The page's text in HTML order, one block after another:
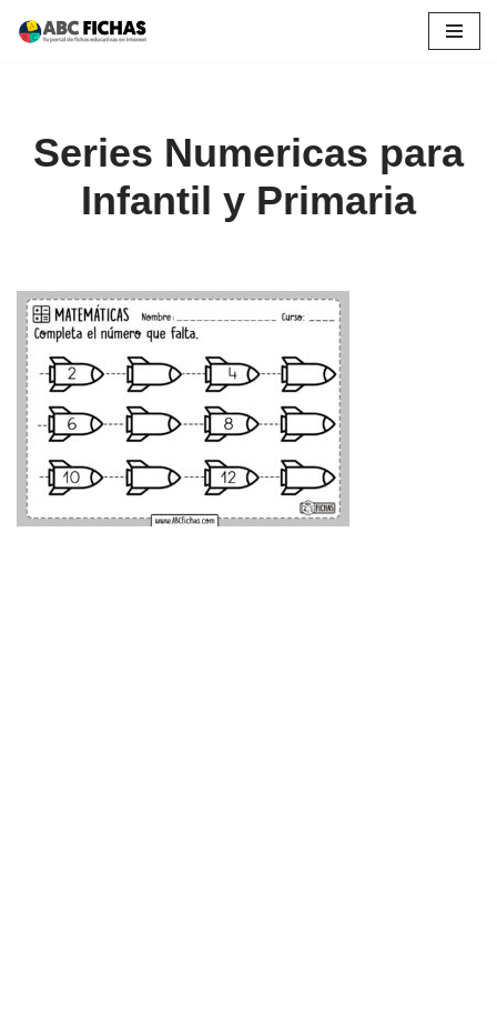
Series Numericas para
Infantil y Primaria